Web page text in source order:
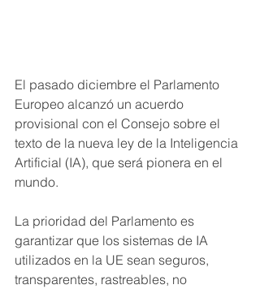
El pasado diciembre el Parlamento
Europeo alcanzó un acuerdo
provisional con el Consejo sobre el
texto de la nueva ley de la Inteligencia
Artificial (IA), que será pionera en el
mundo.
La prioridad del Parlamento es
garantizar que los sistemas de IA
utilizados en la UE sean seguros,
transparentes, rastreables, no